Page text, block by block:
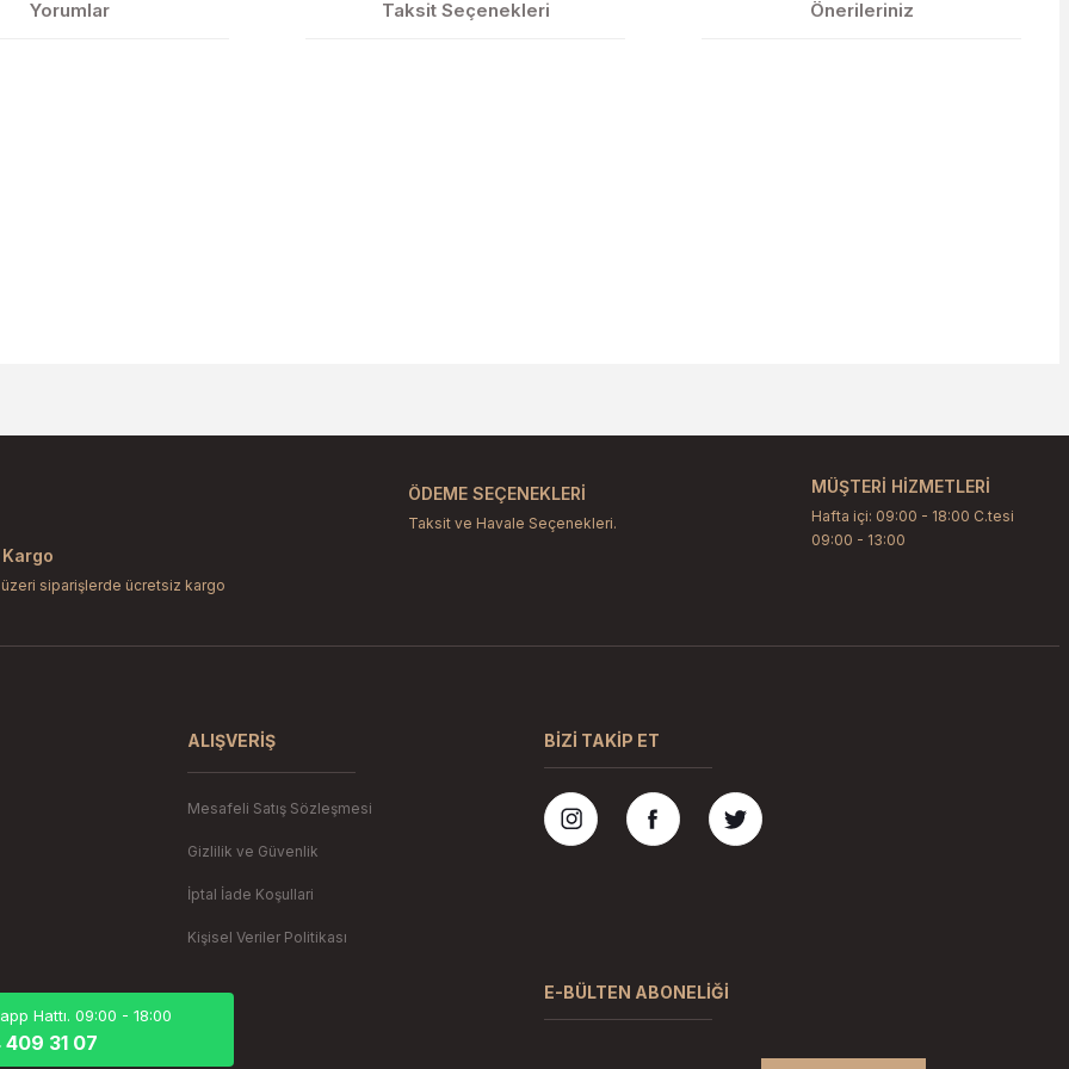
Yorumlar Taksit Seçenekleri Önerileriniz
Gönder
siparişlerde ücretsiz kargo
ÖDEME SEÇENEKLERİ
Taksit ve Havale Seçenekleri.
MÜŞTERİ HİZMETLERİ
Hafta içi: 09:00 - 18:00 C.tesi
09:00 - 13:00
ALIŞVERIŞ
Mesafeli Satış Sözleşmesi
Gizlilik ve Güvenlik
İptal İade Koşullari
Kişisel Veriler Politikası
Hattı. 09:00 - 18:00
31 07
BİZİ TAKİP ET
E-BÜLTEN ABONELİĞİ